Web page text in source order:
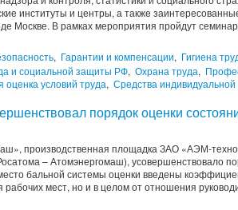
институты и центры, а также
Москве. В рамках мероприятия пройдут
, Гарантии и компенсации, Гигиена
и социальной защиты РФ, Охрана труда,
условий труда, Средства
порядок оценки
производственная площадка ЗАО «АЭМ-
– Атомэнергомаш), усовершенствовало
бальной системы оценки введены
рабочих мест, но и в целом от отношения